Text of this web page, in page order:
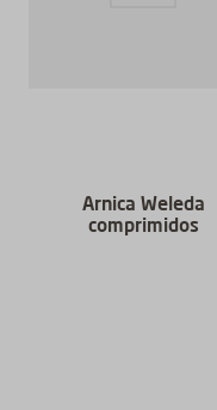
Arnica Weleda
comprimidos